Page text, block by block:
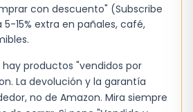
a alternativas
genéricos, la textura
sin dejar residuos
del efecto hidratante
con descuento" (Subscribe
15% extra en pañales, café,
productos "vendidos por
La devolución y la garantía
no de Amazon. Mira siempre